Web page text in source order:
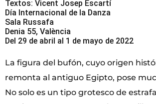
Textos: Vicent Josep Escartí
Día Internacional de la Danza
Sala Russafa
Denia 55, València
Del 29 de abril al 1 de mayo de 2022
La figura del bufón, cuyo origen
remonta al antiguo Egipto, pose
No solo es un tipo grotesco de